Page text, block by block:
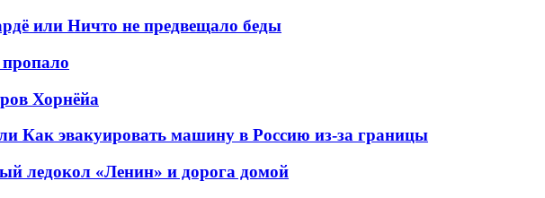
или Ничто не предвещало беды
Хорнёйа
Как эвакуировать машину в Россию из-за границы
ледокол «Ленин» и дорога домой